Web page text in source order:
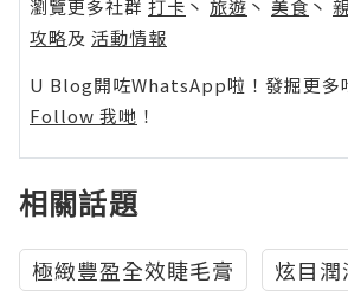
瀏覽更多社群 打卡 丶 旅遊 丶 美食 丶
攻略及 活動情報
U Blog開咗WhatsApp啦！發掘更多
Follow 我哋 ！
相關話題
極緻豐盈全效睫毛膏
炫目